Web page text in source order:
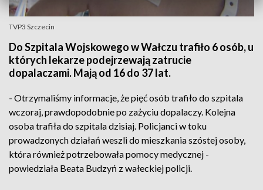
TVP3 Szczecin
Do Szpitala Wojskowego w Wałczu trafiło 6 osób, u
których lekarze podejrzewają zatrucie
dopalaczami. Mają od 16 do 37 lat.
- Otrzymaliśmy informacje, że pięć osób trafiło do szpitala
wczoraj, prawdopodobnie po zażyciu dopalaczy. Kolejna
osoba trafiła do szpitala dzisiaj. Policjanci w toku
prowadzonych działań weszli do mieszkania szóstej osoby,
która również potrzebowała pomocy medycznej -
powiedziała Beata Budzyń z wałeckiej policji.